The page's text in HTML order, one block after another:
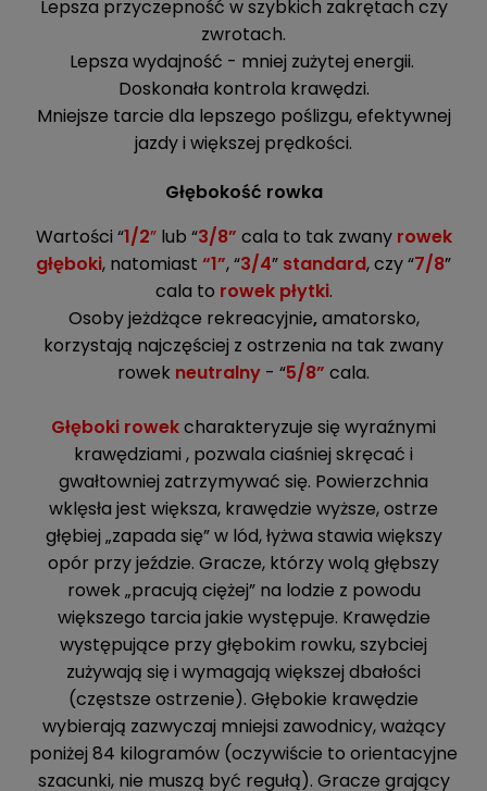
Lepsza przyczepność w szybkich zakrętach czy
zwrotach.
Lepsza wydajność - mniej zużytej energii.
Doskonała kontrola krawędzi.
Mniejsze tarcie dla lepszego poślizgu, efektywnej
jazdy i większej prędkości.
Głębokość rowka
Wartości “1/2” lub “3/8” cala to tak zwany rowek
głęboki, natomiast “1”, “3/4” standard, czy “7/8”
cala to rowek płytki.
Osoby jeżdżące rekreacyjnie,amatorsko,
korzystają najczęściej z ostrzenia na tak zwany
rowek neutralny - “5/8” cala.
Głęboki rowekcharakteryzuje się wyraźnymi
krawędziami , pozwala ciaśniej skręcać i
gwałtowniej zatrzymywać się. Powierzchnia
wklęsła jest większa, krawędzie wyższe, ostrze
głębiej „zapada się” w lód, łyżwa stawia większy
opór przy jeździe. Gracze, którzy wolą głębszy
rowek „pracują ciężej” na lodzie z powodu
większego tarcia jakie występuje. Krawędzie
występujące przy głębokim rowku, szybciej
zużywają się i wymagają większej dbałości
(częstsze ostrzenie). Głębokie krawędzie
wybierają zazwyczaj mniejsi zawodnicy, ważący
poniżej 84 kilogramów (oczywiście to orientacyjne
szacunki, nie muszą być regułą). Gracze grający